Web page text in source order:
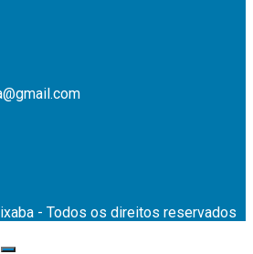
- Todos os direitos reservados